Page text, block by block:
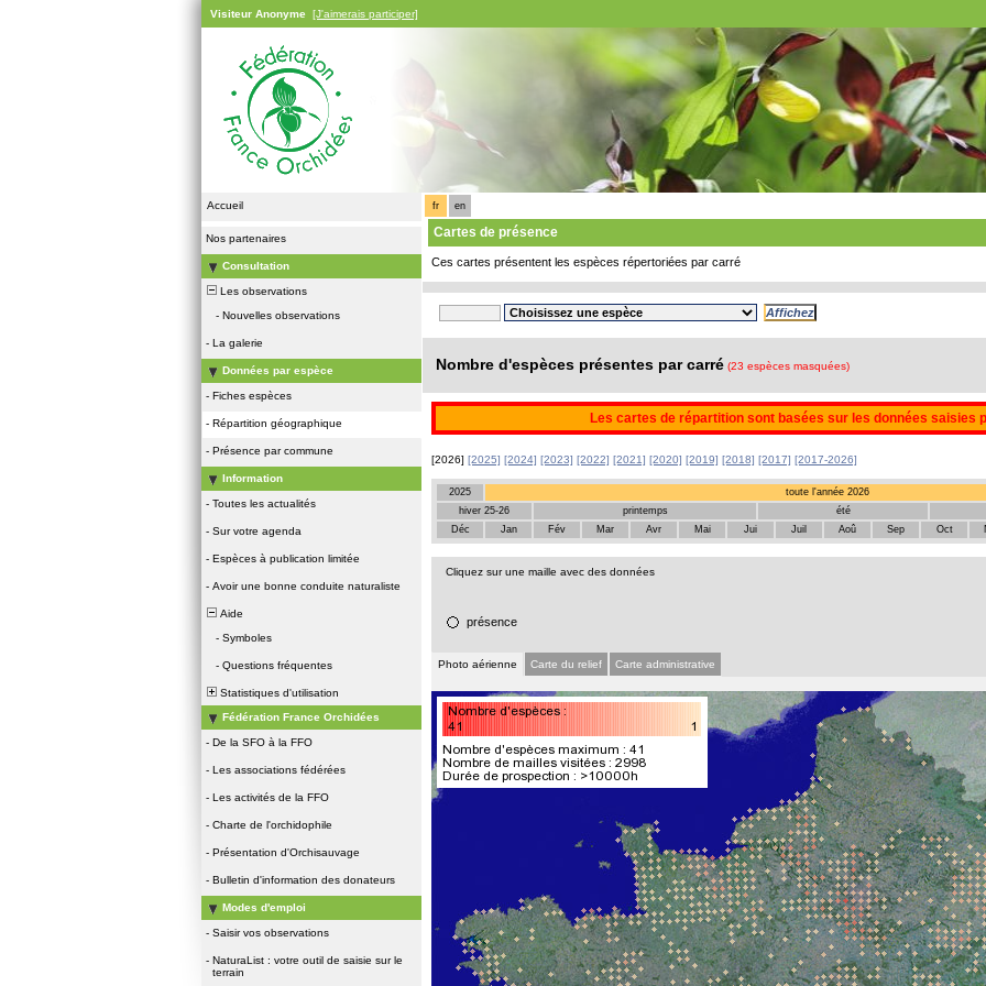
Visiteur Anonyme [J'aimerais participer]
Accueil
Nos partenaires
Consultation
Les observations
- Nouvelles observations
- La galerie
Données par espèce
- Fiches espèces
- Répartition géographique
- Présence par commune
Information
- Toutes les actualités
- Sur votre agenda
- Espèces à publication limitée
- Avoir une bonne conduite naturaliste
Aide
- Symboles
- Questions fréquentes
Statistiques d'utilisation
Fédération France Orchidées
- De la SFO à la FFO
- Les associations fédérées
- Les activités de la FFO
- Charte de l'orchidophile
- Présentation d'Orchisauvage
- Bulletin d'information des donateurs
Modes d'emploi
- Saisir vos observations
- NaturaList : votre outil de saisie sur le
terrain
fr en
Cartes de présence
Ces cartes présentent les espèces répertoriées par carré
Nombre d'espèces présentes par carré (23 espèces masquées)
Les cartes de répartition sont basées sur les données saisies
[2026] [2025] [2024] [2023] [2022] [2021] [2020] [2019] [2018] [2017] [2017-2026]
2025
toute l'année 2026
hiver 25-26
printemps
été
Déc
Jan Fév Mar Avr Mai Jui Juil Aoû Sep Oct
Cliquez sur une maille avec des données
présence
Photo aérienne Carte du relief Carte administrative